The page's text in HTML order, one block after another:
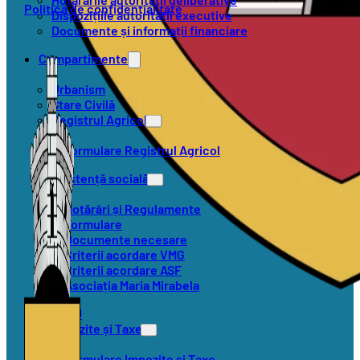
Dispozițiile autorității executive
Documente și informații financiare
Compartimente
Urbanism
Stare Civilă
Registrul Agricol
Formulare Registrul Agricol
Asistență socială
Hotărâri și Regulamente
Formulare
Documente necesare
Criterii acordare VMG
Criterii acordare ASF
Asociația Maria Mirabela
SVSU
Impozite și Taxe
Politica de confidențialitate